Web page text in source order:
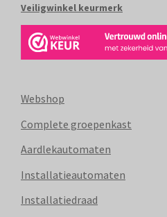
Veiligwinkel keurmerk
Webshop
Complete groepenkast
Aardlekautomaten
Installatieautomaten
Installatiedraad